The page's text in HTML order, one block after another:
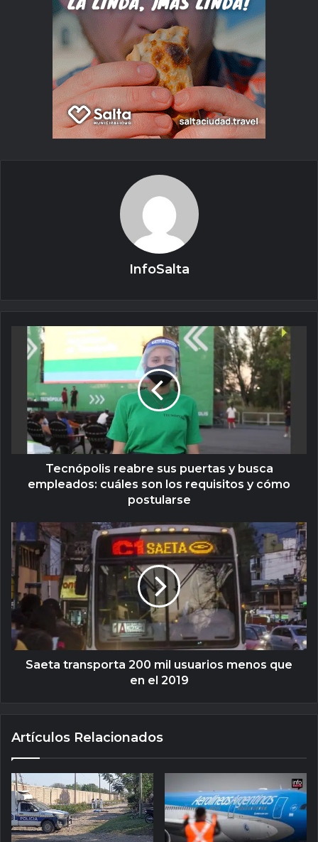
InfoSalta
Tecnópolis reabre sus puertas y busca
empleados: cuáles son los requisitos y cómo
postularse
Saeta transporta 200 mil usuarios menos que
en el 2019
Artículos Relacionados